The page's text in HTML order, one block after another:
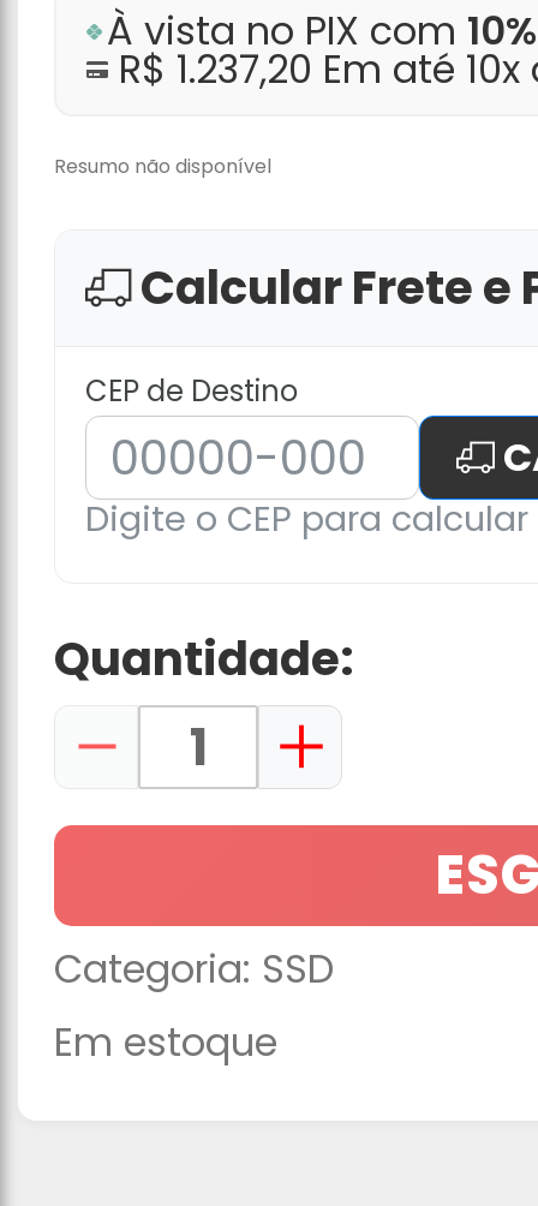
À vista no PIX com
R$ 1.237,20 Em até
Resumo não disponível
Calcular Frete e
CEP de Destino
Digite o CEP para
Quantidade:
Categoria: SSD
Em estoque